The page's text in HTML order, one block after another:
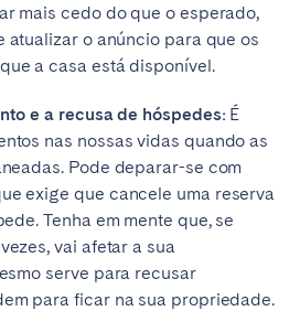
mais cedo do que o esperado,
atualizar o anúncio para que os
a casa está disponível.
e a recusa de hóspedes:É
nas nossas vidas quando as
Pode deparar-se com
exige que cancele uma reserva
Tenha em mente que, se
vai afetar a sua
serve para recusar
para ficar na sua propriedade.